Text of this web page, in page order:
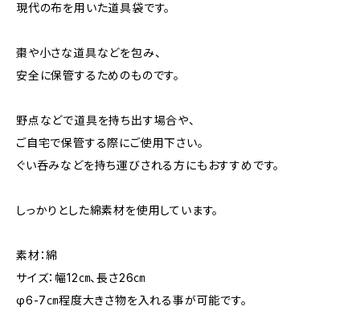
現代の布を用いた道具袋です。
棗や小さな道具などを包み、
安全に保管するためのものです。
野点などで道具を持ち出す場合や、
ご自宅で保管する際にご使用下さい。
ぐい呑みなどを持ち運びされる方にもおすすめです。
しっかりとした綿素材を使用しています。
素材：綿
サイズ：幅12㎝、長さ26㎝
φ6-7㎝程度大きさ物を入れる事が可能です。